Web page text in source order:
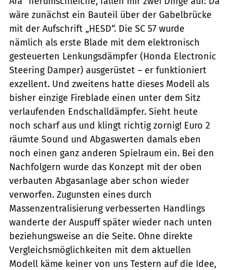
wäre zunächst ein Bauteil über der Gabelbrücke
mit der Aufschrift „HESD“. Die SC 57 wurde
nämlich als erste Blade mit dem elektronisch
gesteuerten Lenkungsdämpfer (Honda Electronic
Steering Damper) ausgerüstet – er funktioniert
exzellent. Und zweitens hatte dieses Modell als
bisher einzige Fireblade einen unter dem Sitz
verlaufenden Endschalldämpfer. Sieht heute
noch scharf aus und klingt richtig zornig! Euro 2
räumte Sound und Abgaswerten damals eben
noch einen ganz anderen Spielraum ein. Bei den
Nachfolgern wurde das Konzept mit der oben
verbauten Abgasanlage aber schon wieder
verworfen. Zugunsten eines durch
Massenzentralisierung verbesserten Handlings
wanderte der Auspuff später wieder nach unten
beziehungsweise an die Seite. Ohne direkte
Vergleichsmöglichkeiten mit dem aktuellen
Modell käme keiner von uns Testern auf die Idee,